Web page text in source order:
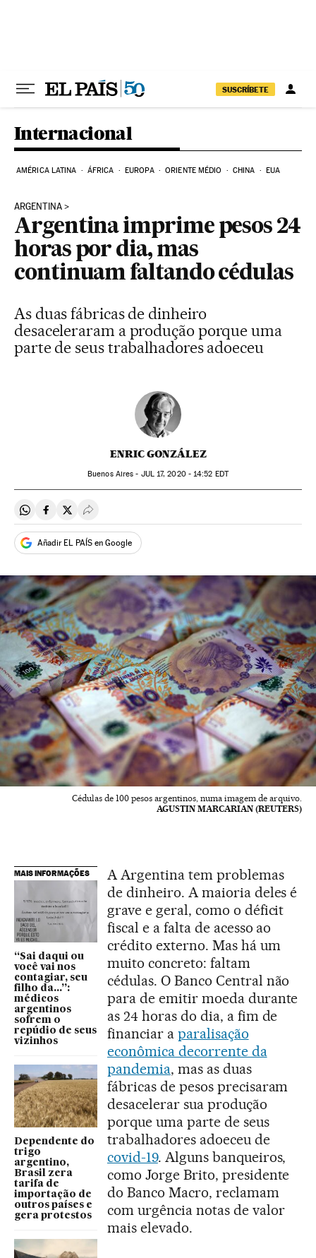
SUSCRÍBETE
Internacional
AMÉRICA LATINA ÁFRICA EUROPA ORIENTE MÉDIO CHINA EUA
ARGENTINA
Argentina imprime pesos 24
horas por dia, mas
continuam faltando cédulas
As duas fábricas de dinheiro
desaceleraram a produção porque uma
parte de seus trabalhadores adoeceu
ENRIC GONZÁLEZ
Buenos Aires - JUL17, 2020 - 14:52 EDT
Compartir en Whatsapp
Compartir en Facebook
Compartir en Twitter
Desplegar Redes Sociales
Añadir EL PAÍS en Google
Cédulas de 100 pesos argentinos, numa imagem de arquivo.
AGUSTIN MARCARIAN (REUTERS)
MAIS INFORMAÇÕES
“Sai daqui ou
você vai nos
contagiar, seu
filho da...”:
médicos
argentinos
sofrem o
repúdio de seus
vizinhos
Dependente do
trigo
argentino,
Brasil zera
tarifa de
importação de
outros países e
gera protestos
A Argentina tem problemas
de dinheiro. A maioria deles é
grave e geral, como o déficit
fiscal e a falta de acesso ao
crédito externo. Mas há um
muito concreto: faltam
cédulas. O Banco Central não
para de emitir moeda durante
as 24 horas do dia, a fim de
financiar a paralisação
econômica decorrente da
pandemia, mas as duas
fábricas de pesos precisaram
desacelerar sua produção
porque uma parte de seus
trabalhadores adoeceu de
covid-19. Alguns banqueiros,
como Jorge Brito, presidente
do Banco Macro, reclamam
com urgência notas de valor
mais elevado.